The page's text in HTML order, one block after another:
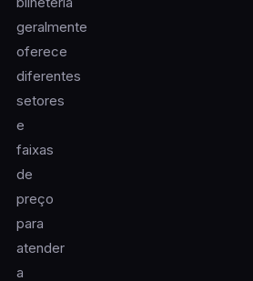
geralmente
oferece
diferentes
setores
e
faixas
de
preço
para
atender
a